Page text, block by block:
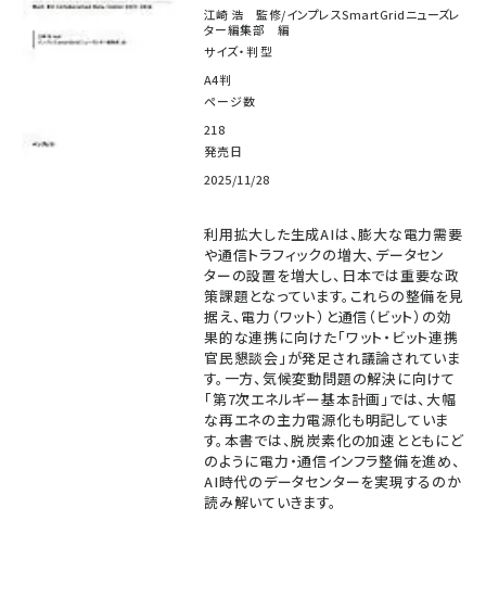
江崎 浩 監修/インプレスSmartGridニューズレ
ター編集部 編
サイズ・判型
A4判
ページ数
218
発売日
2025/11/28
利用拡大した生成AIは、膨大な電力需要
や通信トラフィックの増大、データセン
ターの設置を増大し、日本では重要な政
策課題となっています。これらの整備を見
据え、電力（ワット）と通信（ビット）の効
果的な連携に向けた「ワット・ビット連携
官民懇談会」が発足され議論されていま
す。一方、気候変動問題の解決に向けて
「第7次エネルギー基本計画」では、大幅
な再エネの主力電源化も明記していま
す。本書では、脱炭素化の加速とともにど
のように電力・通信インフラ整備を進め、
AI時代のデータセンターを実現するのか
読み解いていきます。